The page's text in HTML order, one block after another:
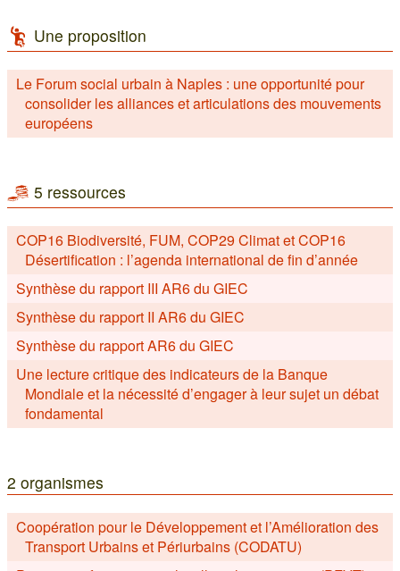
Une proposition
Le Forum social urbain à Naples : une opportunité pour
consolider les alliances et articulations des mouvements
européens
5 ressources
COP16 Biodiversité, FUM, COP29 Climat et COP16
Désertification : l’agenda international de fin d’année
Synthèse du rapport III AR6 du GIEC
Synthèse du rapport II AR6 du GIEC
Synthèse du rapport AR6 du GIEC
Une lecture critique des indicateurs de la Banque
Mondiale et la nécessité d’engager à leur sujet un débat
fondamental
2 organismes
Coopération pour le Développement et l’Amélioration des
Transport Urbains et Périurbains (CODATU)